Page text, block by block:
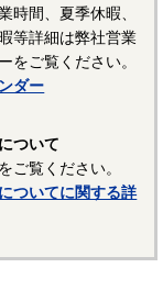
温度）〇燃焼性
。強靭な材料
潤滑性に優れ
料に最適な材
慮しなければな
時間、夏季休暇、
等詳細は弊社営業
をご覧ください。
ダー
ついて
ご覧ください。
ついてに関する詳